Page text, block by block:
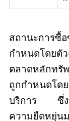
สถานะการซื้อ
กำหนดโดยตั
ตลาดหลักทรั
ถูกกำหนดโด
บริการ ซึ่งท
ความยืดหยุ่